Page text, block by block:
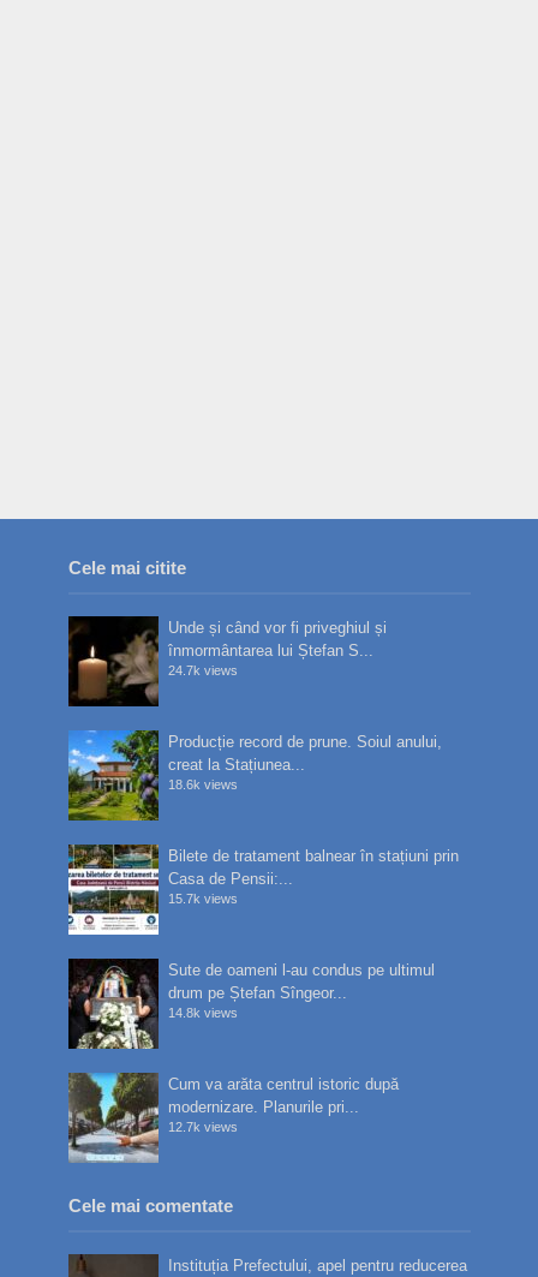
Cele mai citite
Unde și când vor fi priveghiul și
înmormântarea lui Ștefan S...
24.7k views
Producție record de prune. Soiul anului,
creat la Stațiunea...
18.6k views
Bilete de tratament balnear în stațiuni prin
Casa de Pensii:...
15.7k views
Sute de oameni l-au condus pe ultimul
drum pe Ștefan Sîngeor...
14.8k views
Cum va arăta centrul istoric după
modernizare. Planurile pri...
12.7k views
Cele mai comentate
Instituția Prefectului, apel pentru reducerea